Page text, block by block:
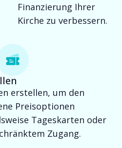
Finanzierung Ihrer
Kirche zu verbessern.
erstellen, um den
Preisoptionen
Tageskarten oder
Zugang.